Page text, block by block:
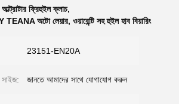
আল্ট্রাটার ফ্রিহুইল ক্লাচ,
অটো লেয়ার, ওয়ারেন্টি সহ হুইল হাব বিয়ারিং
23151-EN20A
জানতে আমাদের সাথে যোগাযোগ করুন